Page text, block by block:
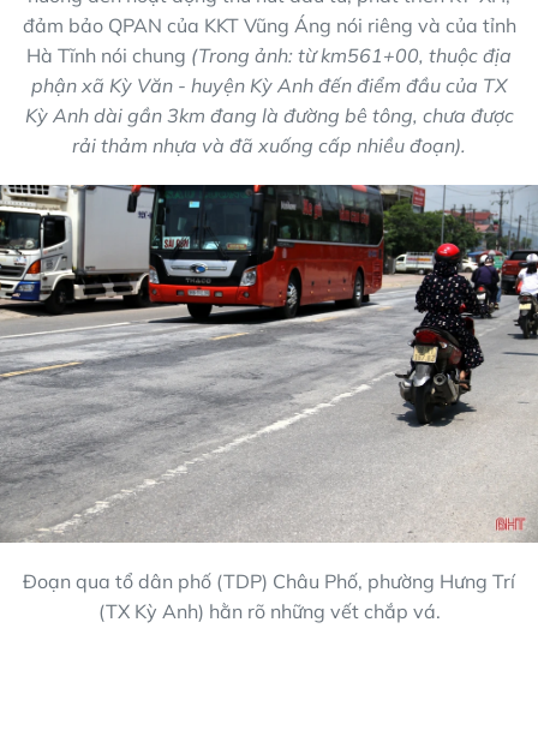
đảm bảo QPAN của KKT Vũng Áng nói riêng và của tỉnh
Hà Tĩnh nói chung (Trong ảnh: từ km561+00, thuộc địa
phận xã Kỳ Văn - huyện Kỳ Anh đến điểm đầu của TX
Kỳ Anh dài gần 3km đang là đường bê tông, chưa được
rải thảm nhựa và đã xuống cấp nhiều đoạn).
Đoạn qua tổ dân phố (TDP) Châu Phố, phường Hưng Trí
(TX Kỳ Anh) hằn rõ những vết chắp vá.